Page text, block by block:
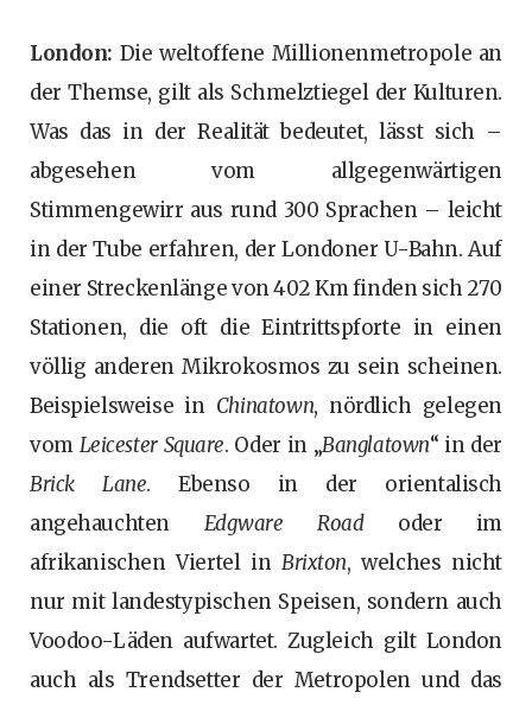
London: Die weltoffene Millionenmetropole an
der Themse, gilt als Schmelztiegel der Kulturen.
Was das in der Realität bedeutet, lässt sich –
abgesehen vom allgegenwärtigen
Stimmengewirr aus rund 300 Sprachen – leicht
in der Tube erfahren, der Londoner U-Bahn. Auf
einer Streckenlänge von 402 Km finden sich 270
Stationen, die oft die Eintrittspforte in einen
völlig anderen Mikrokosmos zu sein scheinen.
Beispielsweise in Chinatown, nördlich gelegen
vom Leicester Square. Oder in „Banglatown“ in der
Brick Lane. Ebenso in der orientalisch
angehauchten Edgware Roadoder im
afrikanischen Viertel in Brixton, welches nicht
nur mit landestypischen Speisen, sondern auch
Voodoo-Läden aufwartet. Zugleich gilt London
auch als Trendsetter der Metropolen und das